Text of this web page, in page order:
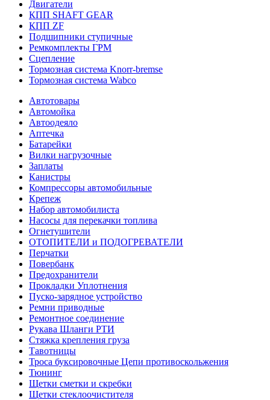
Двигатели
КПП SHAFT GEAR
КПП ZF
Подшипники ступичные
Ремкомплекты ГРМ
Сцепление
Тормозная система Knorr-bremse
Тормозная система Wabco
Автотовары
Автомойка
Автоодеяло
Аптечка
Батарейки
Вилки нагрузочные
Заплаты
Канистры
Компрессоры автомобильные
Крепеж
Набор автомобилиста
Насосы для перекачки топлива
Огнетушители
ОТОПИТЕЛИ и ПОДОГРЕВАТЕЛИ
Перчатки
Повербанк
Предохранители
Прокладки Уплотнения
Пуско-зарядное устройство
Ремни приводные
Ремонтное соединение
Рукава Шланги РТИ
Стяжка крепления груза
Тавотницы
Троса буксировочные Цепи противоскольжения
Тюнинг
Щетки сметки и скребки
Щетки стеклоочистителя